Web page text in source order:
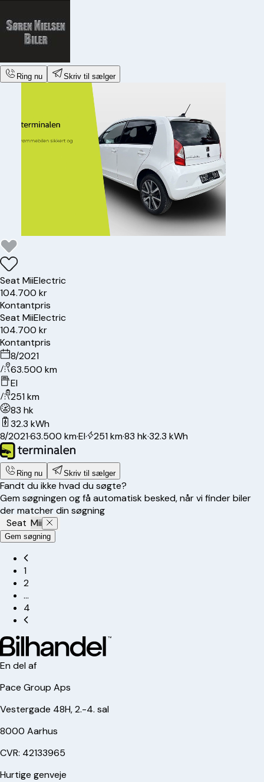
Ring nu Skriv til sælger
Seat MiiElectric
104.700 kr
Kontantpris
Seat MiiElectric
104.700 kr
Kontantpris
8/2021
63.500 km
El
251 km
83 hk
32.3 kWh
8/2021·63.500 km·El· 251 km·83 hk·32.3 kWh
Ring nu Skriv til sælger
Fandt du ikke hvad du søgte?
Gem søgningen og få automatisk besked, når vi finder biler
der matcher din søgning
Seat Mii
Gem søgning
1
2
…
4
En del af
Pace Group Aps
Vestergade 48H, 2.-4. sal
8000 Aarhus
CVR: 42133965
Hurtige genveje